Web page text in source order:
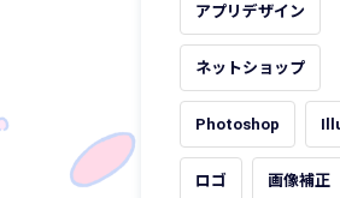
アプリデザイン
ネットショップ
Photoshop
ロゴ 画像補正